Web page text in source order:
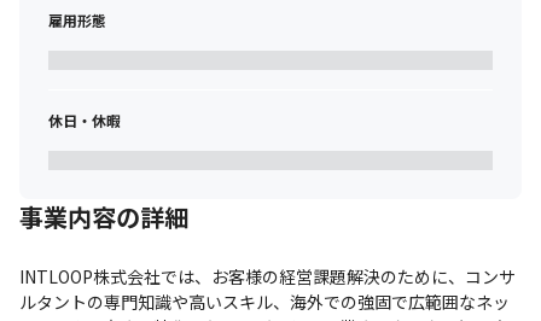
雇用形態
休日・休暇
事業内容の詳細
INTLOOP株式会社では、お客様の経営課題解決のために、コンサ
ルタントの専門知識や高いスキル、海外での強固で広範囲なネッ